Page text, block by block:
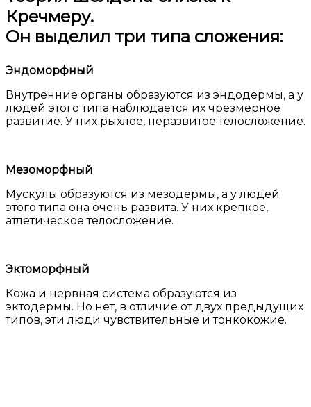
Кречмеру.
Он выделил три типа сложения:
Эндоморфный
Внутренние органы образуются из эндодермы, а у
людей этого типа наблюдается их чрезмерное
развитие. У них рыхлое, неразвитое телосложение.
Мезоморфный
Мускулы образуются из мезодермы, а у людей
этого типа она очень развита. У них крепкое,
атлетическое телосложение.
Эктоморфный
Кожа и нервная система образуются из
эктодермы. Но нет, в отличие от двух предыдущих
типов, эти люди чувствительные и тонкокожие.